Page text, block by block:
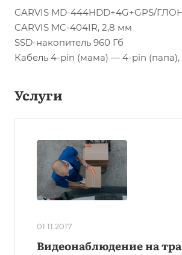
CARVIS MD-444HDD+4G+GPS/
CARVIS MC-404IR, 2,8 мм
SSD-накопитель 960 Гб
Кабель 4-pin (мама) — 4-pin (папа),
Услуги
01.11.2017
Видеонаблюдение на